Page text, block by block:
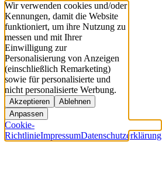
Wir verwenden cookies und/oder
Kennungen, damit die Website
funktioniert, um ihre Nutzung zu
messen und mit Ihrer
Einwilligung zur
Personalisierung von Anzeigen
(einschließlich Remarketing)
sowie für personalisierte und
nicht personalisierte Werbung.
Akzeptieren
Ablehnen
Anpassen
Cookie-
RichtlinieImpressumDatenschutzerklärung